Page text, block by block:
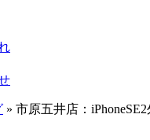
» 市原五井店：